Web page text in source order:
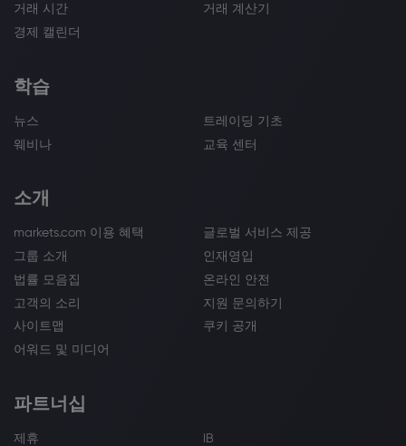
거래 시간
거래 계산기
경제 캘린더
학습
뉴스
트레이딩 기초
웨비나
교육 센터
소개
markets.com 이용 혜택
글로벌 서비스 제공
그룹 소개
인재영입
법률 모음집
온라인 안전
고객의 소리
지원 문의하기
사이트맵
쿠키 공개
어워드 및 미디어
파트너십
제휴 IB